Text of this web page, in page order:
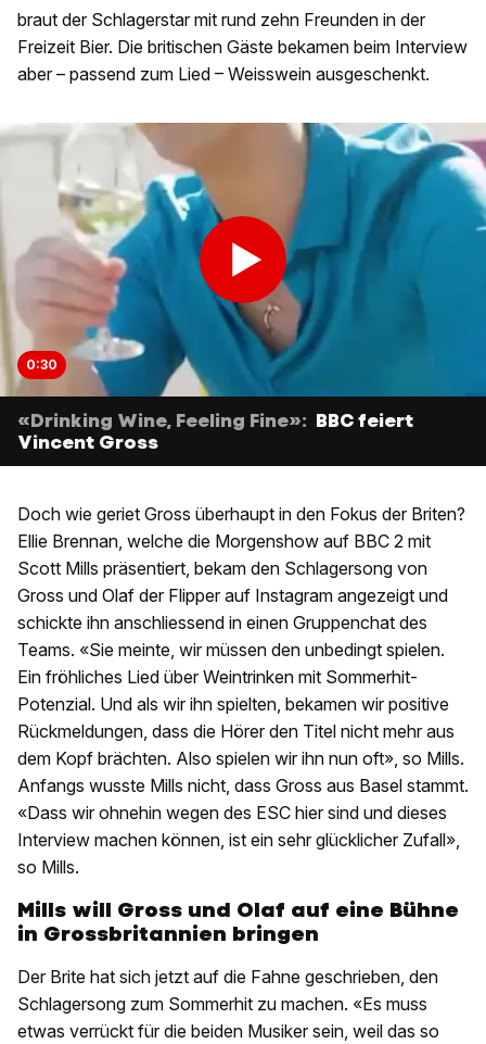
braut der Schlagerstar mit rund zehn Freunden in der
Freizeit Bier. Die britischen Gäste bekamen beim Interview
aber – passend zum Lied – Weisswein ausgeschenkt.
0:30
«Drinking Wine, Feeling Fine»: BBC feiert
Vincent Gross
Doch wie geriet Gross überhaupt in den Fokus der Briten?
Ellie Brennan, welche die Morgenshow auf BBC 2 mit
Scott Mills präsentiert, bekam den Schlagersong von
Gross und Olaf der Flipper auf Instagram angezeigt und
schickte ihn anschliessend in einen Gruppenchat des
Teams. «Sie meinte, wir müssen den unbedingt spielen.
Ein fröhliches Lied über Weintrinken mit Sommerhit-
Potenzial. Und als wir ihn spielten, bekamen wir positive
Rückmeldungen, dass die Hörer den Titel nicht mehr aus
dem Kopf brächten. Also spielen wir ihn nun oft», so Mills.
Anfangs wusste Mills nicht, dass Gross aus Basel stammt.
«Dass wir ohnehin wegen des ESC hier sind und dieses
Interview machen können, ist ein sehr glücklicher Zufall»,
so Mills.
Mills will Gross und Olaf auf eine Bühne
in Grossbritannien bringen
Der Brite hat sich jetzt auf die Fahne geschrieben, den
Schlagersong zum Sommerhit zu machen. «Es muss
etwas verrückt für die beiden Musiker sein, weil das so